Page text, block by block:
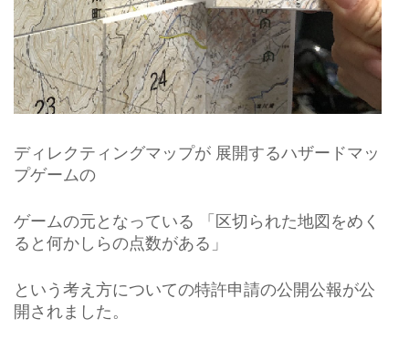
ディレクティングマップが 展開するハザードマッ
プゲームの
ゲームの元となっている 「区切られた地図をめく
ると何かしらの点数がある」
という考え方についての特許申請の公開公報が公
開されました。